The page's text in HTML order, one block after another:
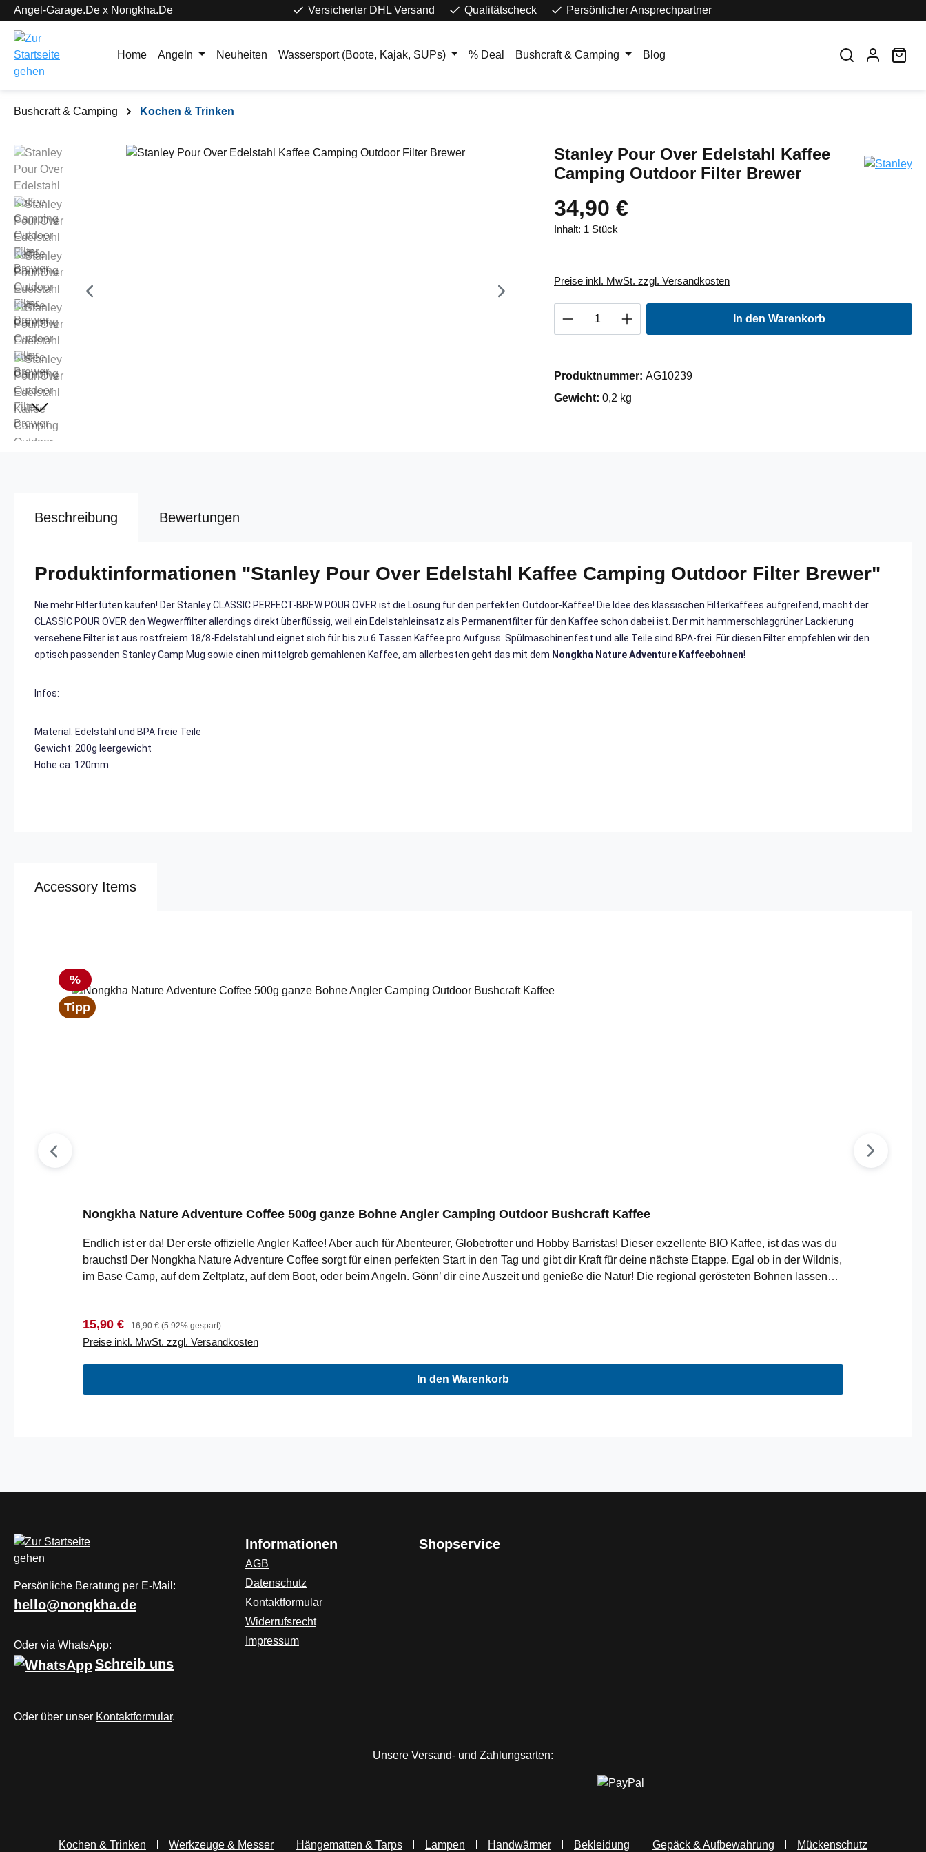
Zur Hauptnavigation springen
Angel-Garage.De x Nongkha.De Versicherter DHL Versand Qualitätscheck Persönlicher Ansprechpartner
Home Angeln Neuheiten Wassersport (Boote, Kajak, SUPs) % Deal Bushcraft & Camping Blog
Bushcraft & Camping Kochen & Trinken
Bildergalerie überspringen
Stanley Pour Over Edelstahl Kaffee
Camping Outdoor Filter Brewer
34,90 €
Inhalt: 1 Stück
Preise inkl. MwSt. zzgl. Versandkosten
Produkt Anzahl: Gib den gewünschten Wert ein
In den Warenkorb
Produktnummer: AG10239
Gewicht: 0,2 kg
Beschreibung Bewertungen
Produktinformationen "Stanley Pour Over Edelstahl Kaffee Camping Outdoor Filter Brewer"
Nie mehr Filtertüten kaufen! Der Stanley CLASSIC PERFECT-BREW POUR OVER ist die Lösung für den perfekten Outdoor-Kaffee! Die Idee des klassischen Filterkaffees aufgreifend, macht der
CLASSIC POUR OVER den Wegwerffilter allerdings direkt überflüssig, weil ein Edelstahleinsatz als Permanentfilter für den Kaffee schon dabei ist. Der mit hammerschlaggrüner Lackierung
versehene Filter ist aus rostfreiem 18/8-Edelstahl und eignet sich für bis zu 6 Tassen Kaffee pro Aufguss. Spülmaschinenfest und alle Teile sind BPA-frei. Für diesen Filter empfehlen wir den
optisch passenden Stanley Camp Mug sowie einen mittelgrob gemahlenen Kaffee, am allerbesten geht das mit dem Nongkha Nature Adventure Kaffeebohnen!
Infos:
Material: Edelstahl und BPA freie Teile
Gewicht: 200g leergewicht
Höhe ca: 120mm
Accessory Items
Rabatt
%
Tipp
Nongkha Nature Adventure Coffee 500g ganze Bohne Angler Camping Outdoor Bushcraft Kaffee
Endlich ist er da! Der erste offizielle Angler Kaffee! Aber auch für Abenteurer, Globetrotter und Hobby Barristas! Dieser exzellente BIO Kaffee, ist das was du
brauchst! Der Nongkha Nature Adventure Coffee sorgt für einen perfekten Start in den Tag und gibt dir Kraft für deine nächste Etappe. Egal ob in der Wildnis,
im Base Camp, auf dem Zeltplatz, auf dem Boot, oder beim Angeln. Gönn’ dir eine Auszeit und genieße die Natur! Die regional gerösteten Bohnen lassen
Adventure Coffee spenden wir einen Teil in die K’ENT Riverside Park Naturschutzgebiete. Infos/ Inhalt:Gewicht 500gganze BohneRegional
geröstetKräftiges Aroma: Mit Nuancen von Schokolade, Nuss, Karamell Perfekt für: French Press, Pour Over, Kaffeevollautomat Herkunft: Peru, Honduras &
Verkaufspreis:
15,90 € Regulärer Preis:
16,90 € (5.92% gespart)
Preise inkl. MwSt. zzgl. Versandkosten
In den Warenkorb
Persönliche Beratung per E-Mail:
hello@nongkha.de
Oder via WhatsApp:
Schreib uns
Oder über unser Kontaktformular.
Informationen
AGB
Datenschutz
Kontaktformular
Widerrufsrecht
Impressum
Shopservice
Unsere Versand- und Zahlungsarten:
Kochen & Trinken Werkzeuge & Messer Hängematten & Tarps Lampen Handwärmer Bekleidung Gepäck & Aufbewahrung Mückenschutz